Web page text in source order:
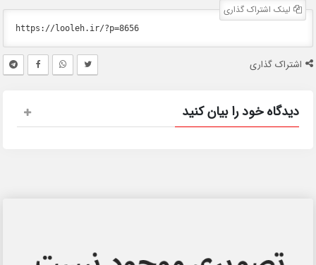
لینک اشتراک گذاری
اشتراک گذاری
دیدگاه خود را بیان کنید